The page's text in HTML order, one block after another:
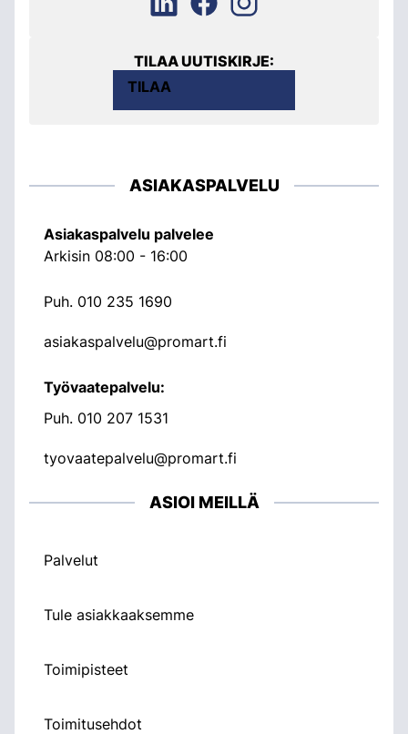
TILAA UUTISKIRJE:
TILAA
ASIAKASPALVELU
Asiakaspalvelu palvelee
Arkisin 08:00 - 16:00
Puh. 010 235 1690
asiakaspalvelu@promart.fi
Työvaatepalvelu:
Puh. 010 207 1531
tyovaatepalvelu@promart.fi
ASIOI MEILLÄ
Palvelut
Tule asiakkaaksemme
Toimipisteet
Toimitusehdot